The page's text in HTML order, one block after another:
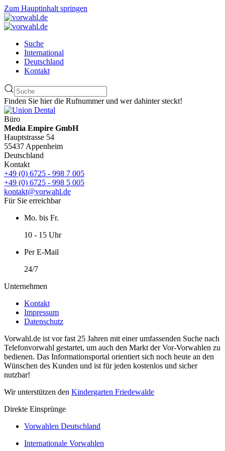
Zum Hauptinhalt springen
Suche
International
Deutschland
Kontakt
Finden Sie hier die Rufnummer und wer dahinter steckt!
Büro
Media Empire GmbH
Hauptstrasse 54
55437 Appenheim
Deutschland
Kontakt
+49 (0) 6725 - 998 7 005
+49 (0) 6725 - 998 5 005
kontakt@vorwahl.de
Für Sie erreichbar
Mo. bis Fr.
10 - 15 Uhr
Per E-Mail
24/7
Unternehmen
Kontakt
Impressum
Datenschutz
Vorwahl.de ist vor fast 25 Jahren mit einer umfassenden Suche nach
Telefonvorwahl gestartet, um auch den Markt der Vor-Vorwahlen zu
bedienen. Das Informationsportal orientiert sich noch heute an den
Wünschen des Kunden und ist für jeden kostenlos und sicher
nutzbar!
Wir unterstützen den Kindergarten Friedewalde
Direkte Einsprünge
Vorwahlen Deutschland
Internationale Vorwahlen